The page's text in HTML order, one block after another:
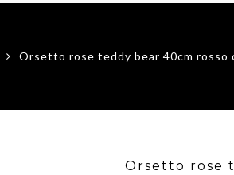
Orsetto rose teddy bear 40cm rosso
Orsetto rose